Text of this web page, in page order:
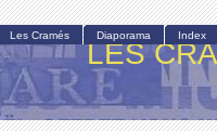
LES
Les Cramés Diaporama Index